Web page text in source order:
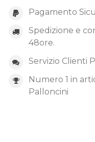
Pagamento
Spedizione e
48ore.
Servizio Clienti
Numero 1 in
Palloncini